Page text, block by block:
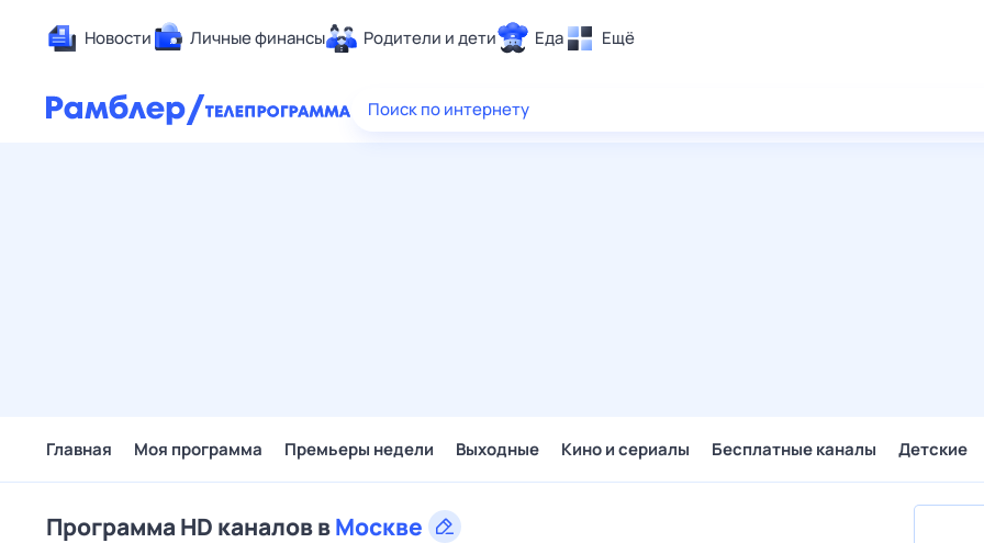
Новости Личные финансы Родители и дети Еда Ещё
Здоровье
Поиск по интернету
Главная Моя программа Премьеры недели Выходные Кино и сериалы Бесплатные каналы Детские
Программа HD каналов вМоскве